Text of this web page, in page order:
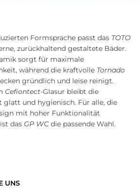
Formsprache passt das TOTO
zurückhaltend gestaltete Bäder.
sorgt für maximale
während die kraftvolle Tornado
gründlich und leise reinigt.
Cefiontect-Glasur bleibt die
glatt und hygienisch. Für alle, die
mit hoher Funktionalität
das GP WC die passende Wahl.
UNS